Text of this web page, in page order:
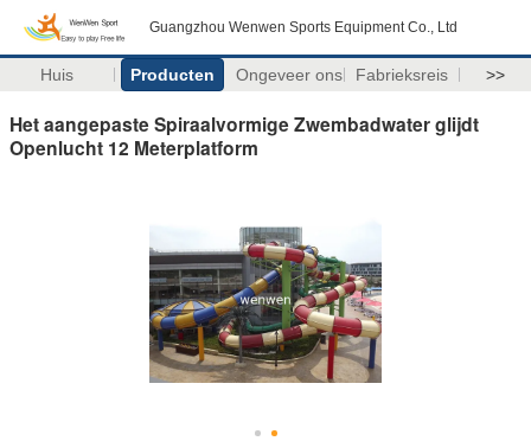
Guangzhou Wenwen Sports Equipment Co., Ltd
Huis Producten Ongeveer ons Fabrieksreis >>
Het aangepaste Spiraalvormige Zwembadwater glijdt
Openlucht 12 Meterplatform